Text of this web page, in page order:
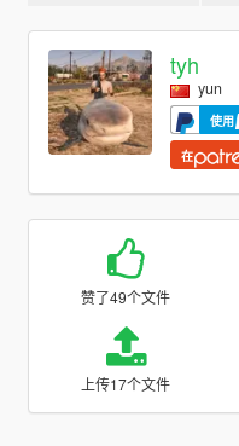
tyh
yun
使用
在
赞了49个文件
上传17个文件